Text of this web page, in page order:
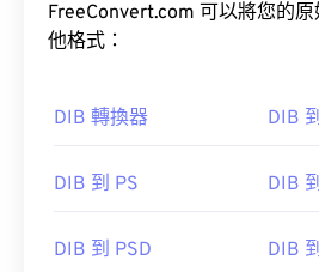
FreeConvert.com 可以將您的
他格式：
DIB 轉換器 DIB
DIB 到 PS DIB
DIB 到 PSD DIB